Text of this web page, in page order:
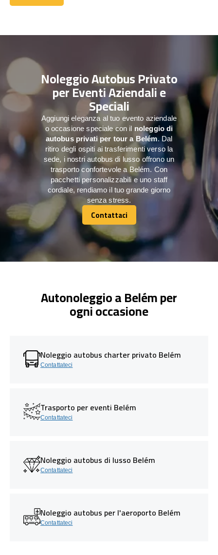
Contattaci
Noleggio Autobus Privato
per Eventi Aziendali e
Speciali
Aggiungi eleganza al tuo evento aziendale
o occasione speciale con il noleggio di
autobus privati per tour a Belém. Dal
ritiro degli ospiti ai trasferimenti verso la
sede, i nostri autobus di lusso offrono un
trasporto confortevole a Belém. Con
pacchetti personalizzabili e uno staff
cordiale, rendiamo il tuo grande giorno
senza stress.
Contattaci
Contattaci
Autonoleggio a Belém per
ogni occasione
Noleggio autobus charter privato Belém
Contattateci
Trasporto per eventi Belém
Contattateci
Noleggio autobus di lusso Belém
Contattateci
Noleggio autobus per l'aeroporto Belém
Contattateci